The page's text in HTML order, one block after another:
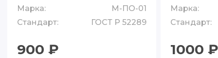
Марка:
М-ПО-01
Стандарт:
ГОСТ Р 52289
900 ₽
Марка:
Стандарт:
1000 ₽